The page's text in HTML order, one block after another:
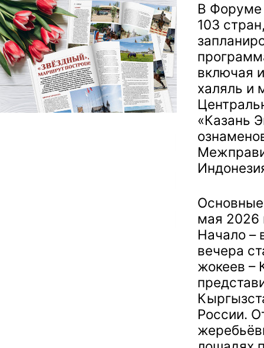
В Форуме
103
включая
халяль и
«Казань
мая 2026
Начало –
вечера
жокеев –
России.